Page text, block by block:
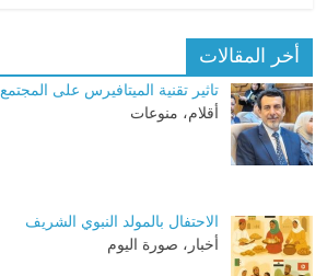
أخر المقالات
تاثير تقنية الميتافيرس على المجتمع
أقلام، منوعات
الاحتفال بالمولد النبوي الشريف
أخبار، صورة اليوم